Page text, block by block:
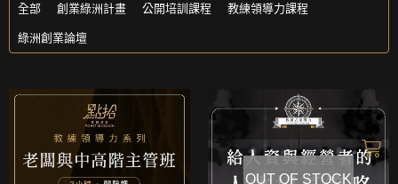
全部 創業綠洲計畫 公開培訓課程 教練領導力課程
綠洲創業論壇
OUT OF STOCK